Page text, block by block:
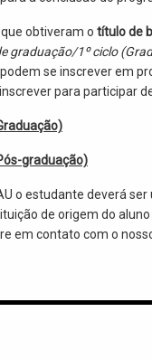
obtiveram o título de
graduação/1º ciclo
se inscrever em
para participar
graduação)
o estudante deverá
de origem do
em contato com o